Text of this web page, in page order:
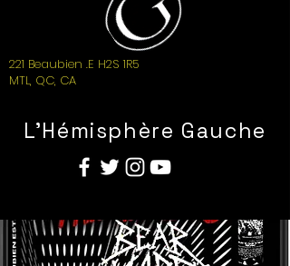
221 Beaubien .E H2S 1R5
MTL, QC, CA
L'Hémisphère Gauche